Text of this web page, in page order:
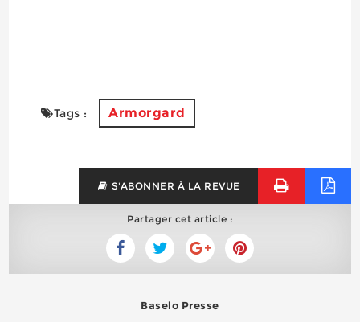
Tags : Armorgard
S'ABONNER À LA REVUE
Partager cet article :
Baselo Presse